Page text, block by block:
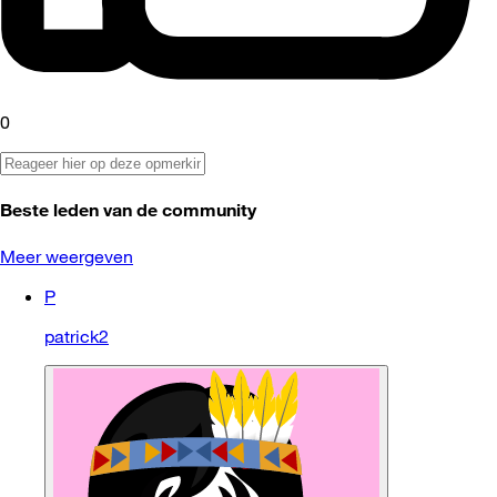
0
Beste leden van de community
Meer weergeven
P
patrick2